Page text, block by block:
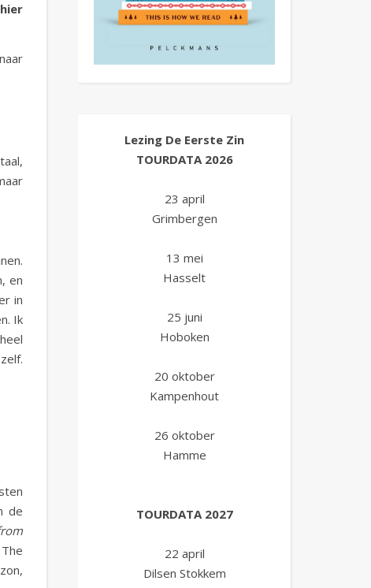
en
in
Ik
de
Lezing De Eerste Zin
TOURDATA 2026
23 april
Grimbergen
13 mei
Hasselt
25 juni
Hoboken
20 oktober
Kampenhout
26 oktober
Hamme
TOURDATA 2027
22 april
Dilsen Stokkem